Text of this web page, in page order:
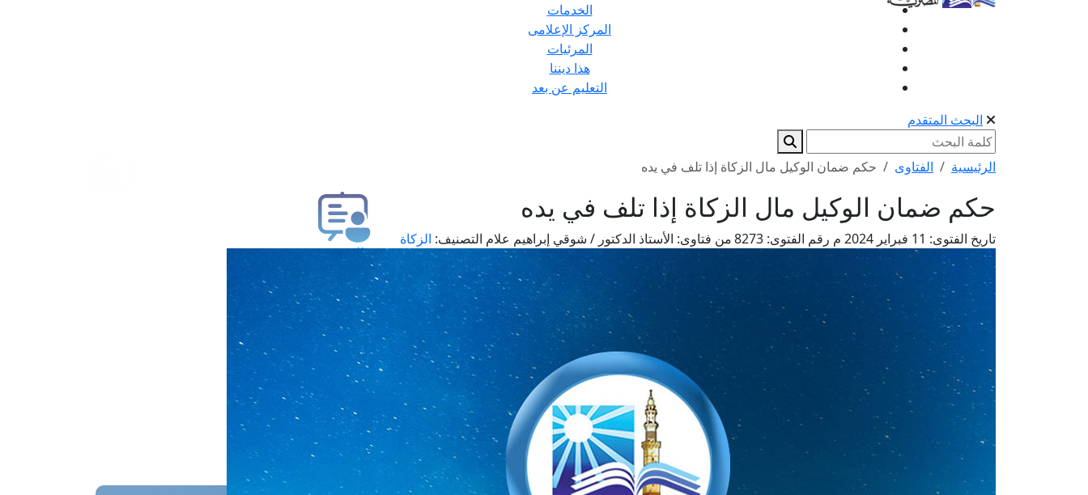
الخدمات
المركز الإعلامى
المرئيات
هذا ديننا
التعليم عن بعد
البحث المتقدم
الرئيسية الفتاوى حكم ضمان الوكيل مال الزكاة إذا تلف في يده
حكم ضمان الوكيل مال الزكاة إذا تلف في يده
تاريخ الفتوى: رقم الفتوى: من فتاوى: الأستاذ الدكتور / شوقي إبراهيم علام التصنيف: الزكاة
طلب فتوى
استعلام عن فتوى
حجز موعد
الفتوى الهاتفية